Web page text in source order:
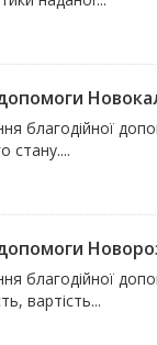
благодійної
стану....
благодійної
вартість...